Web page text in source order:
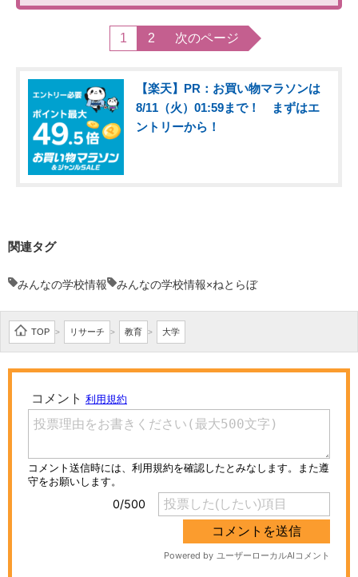
1 2 次のページ
【楽天】PR：お買い物マラソンは
8/11（火）01:59まで！ まずはエ
ントリーから！
関連タグ
みんなの学校情報 みんなの学校情報×ねとらぼ
TOP > リサーチ > 教育 > 大学